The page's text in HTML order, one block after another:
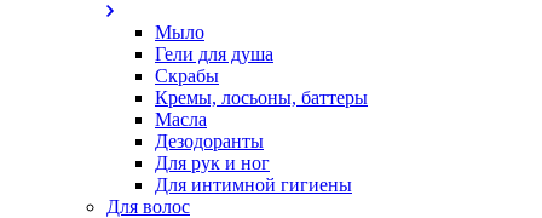
Мыло
Гели для душа
Скрабы
Кремы, лосьоны, баттеры
Масла
Дезодоранты
Для рук и ног
Для интимной гигиены
Для волос